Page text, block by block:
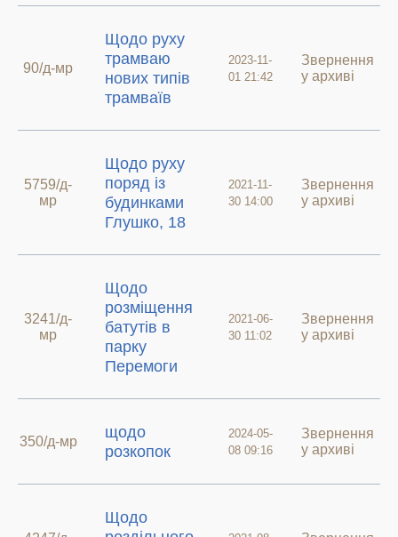
90/д-мр
Щодо руху
трамваю
нових типів
трамваїв
2023-11-
01 21:42
Звернення
у архиві
5759/д-
мр
Щодо руху
поряд із
будинками
Глушко, 18
2021-11-
30 14:00
Звернення
у архиві
3241/д-
мр
Щодо
розміщення
батутів в
парку
Перемоги
2021-06-
30 11:02
Звернення
у архиві
350/д-мр
щодо
розкопок
2024-05-
08 09:16
Звернення
у архиві
Щодо